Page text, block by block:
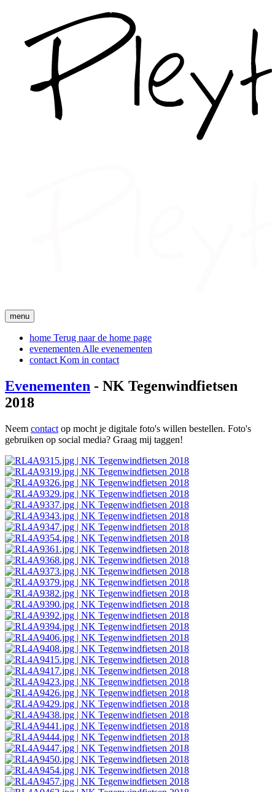
menu
home Terug naar de home page
evenementen Alle evenementen
contact Kom in contact
Evenementen - NK Tegenwindfietsen
2018
Neem contact op mocht je digitale foto's willen bestellen. Foto's
gebruiken op social media? Graag mij taggen!